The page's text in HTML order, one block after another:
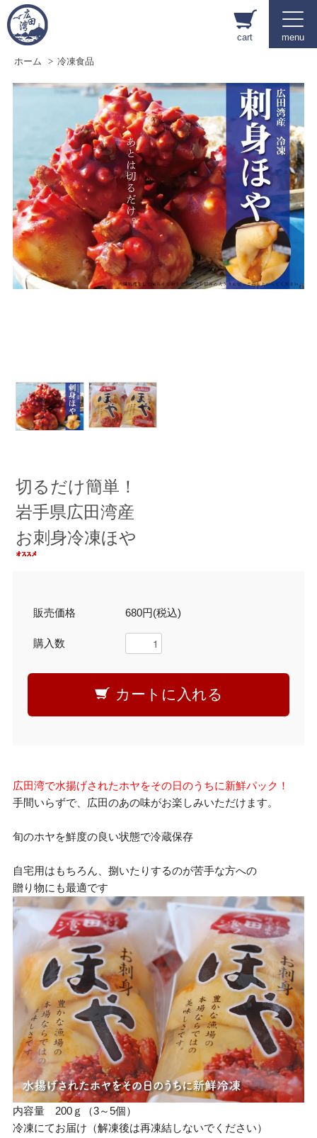
menu
cart
ホーム > 冷凍食品
切るだけ簡単！
岩手県広田湾産
お刺身冷凍ほや
販売価格 680円(税込)
購入数
カートに入れる
広田湾で水揚げされたホヤをその日のうちに新鮮パック！
手間いらずで、広田のあの味がお楽しみいただけます。
旬のホヤを鮮度の良い状態で冷蔵保存
自宅用はもちろん、捌いたりするのが苦手な方への
贈り物にも最適です
内容量 200ｇ（3～5個）
冷凍にてお届け（解凍後は再凍結しないでください）